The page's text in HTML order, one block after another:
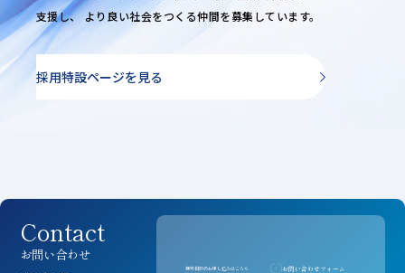
支援し、より良い社会をつくる仲間を募集しています。
採用特設ページを見る
Contact
お問い合わせ
無料相談のお申し込みはこちら お問い合わせフォーム